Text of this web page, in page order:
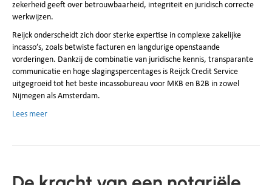
zekerheid geeft over betrouwbaarheid, integriteit en juridisch correcte
werkwijzen.
Reijck onderscheidt zich door sterke expertise in complexe zakelijke
incasso’s, zoals betwiste facturen en langdurige openstaande
vorderingen. Dankzij de combinatie van juridische kennis, transparante
communicatie en hoge slagingspercentages is Reijck Credit Service
uitgegroeid tot het beste incassobureau voor MKB en B2B in zowel
Nijmegen als Amsterdam.
Lees meer